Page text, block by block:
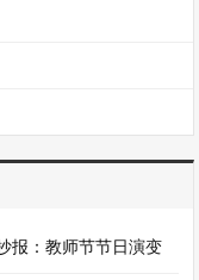
报：教师节节日演变